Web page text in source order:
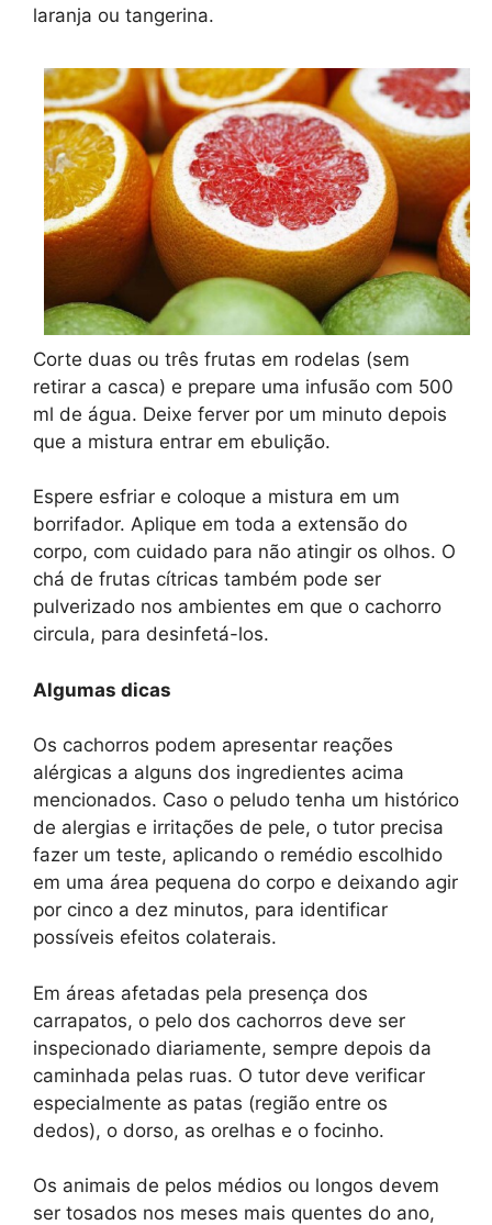
laranja ou tangerina.
Corte duas ou três frutas em rodelas (sem
retirar a casca) e prepare uma infusão com 500
ml de água. Deixe ferver por um minuto depois
que a mistura entrar em ebulição.
Espere esfriar e coloque a mistura em um
borrifador. Aplique em toda a extensão do
corpo, com cuidado para não atingir os olhos. O
chá de frutas cítricas também pode ser
pulverizado nos ambientes em que o cachorro
circula, para desinfetá-los.
Algumas dicas
Os cachorros podem apresentar reações
alérgicas a alguns dos ingredientes acima
mencionados. Caso o peludo tenha um histórico
de alergias e irritações de pele, o tutor precisa
fazer um teste, aplicando o remédio escolhido
em uma área pequena do corpo e deixando agir
por cinco a dez minutos, para identificar
possíveis efeitos colaterais.
Em áreas afetadas pela presença dos
carrapatos, o pelo dos cachorros deve ser
inspecionado diariamente, sempre depois da
caminhada pelas ruas. O tutor deve verificar
especialmente as patas (região entre os
dedos), o dorso, as orelhas e o focinho.
Os animais de pelos médios ou longos devem
ser tosados nos meses mais quentes do ano,